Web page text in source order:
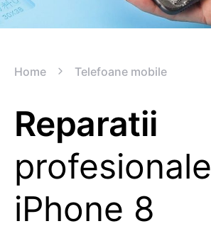
Home Telefoane mobile
Reparatii
profesionale
iPhone 8